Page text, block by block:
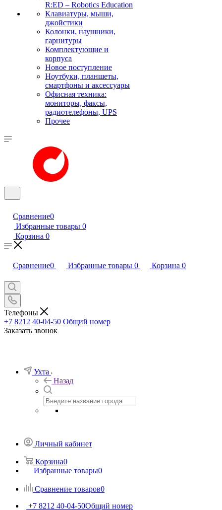
R:ED – Robotics Education
Клавиатуры, мыши,
джойстики
Колонки, наушники,
гарнитуры
Комплектующие и
корпуса
Новое поступление
Ноутбуки, планшеты,
смартфоны и аксессуары
Офисная техника:
мониторы, факсы,
радиотелефоны, UPS
Прочее
Сравнение0
Избранные товары 0
Корзина 0
Сравнение0 Избранные товары 0 Корзина 0
Телефоны
+7 8212 40-04-50 Общий номер
Заказать звонок
Ухта
Назад
Личный кабинет
Корзина0
Избранные товары0
Сравнение товаров0
+7 8212 40-04-50Общий номер